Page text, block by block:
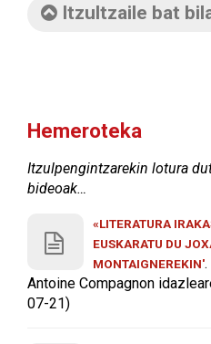
Itzultzaile bat
Hemeroteka
Itzulpengintzarekin lotura
bideoak…
«LITERATURA
EUSKARATU DU
MONTAIGNEREKIN'
Antoine Compagnon
07-21)